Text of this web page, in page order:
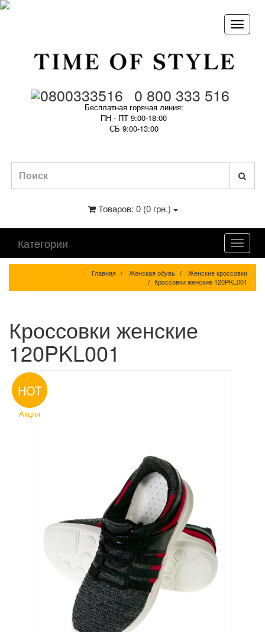
0 800 333 516
Бесплатная горячая линия:
ПН - ПТ 9:00-18:00
СБ 9:00-13:00
Товаров: 0 (0 грн.)
Категории
Главная Женская обувь
Женские кроссовки
Кроссовки женские 120PKL001
Кроссовки женские
120PKL001
HOT
Акция